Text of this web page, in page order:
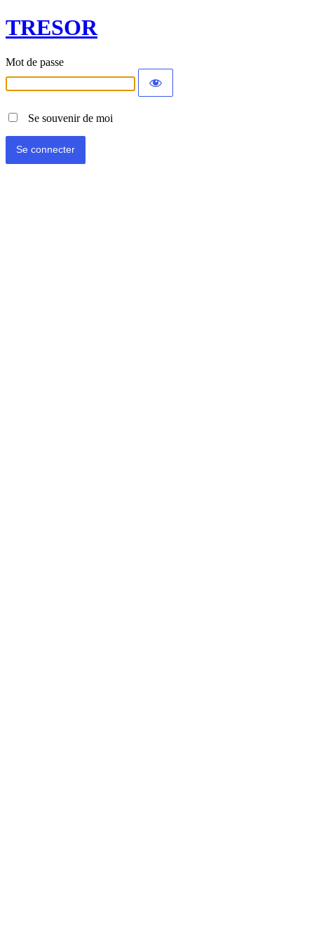
TRESOR
Mot de passe
Se souvenir de moi